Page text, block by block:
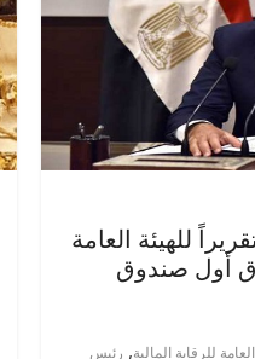
للهيئة العامة
أول صندوق
للرقابة المالية, رئيس